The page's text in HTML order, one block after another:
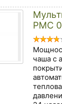
PMC
чаша с